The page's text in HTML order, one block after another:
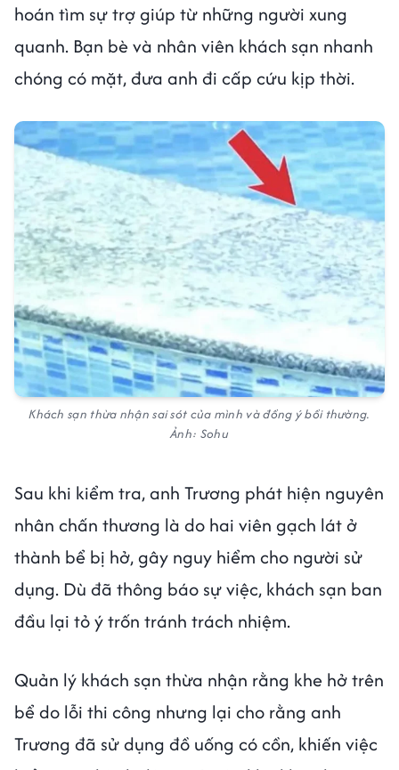
hoán tìm sự trợ giúp từ những người xung
quanh. Bạn bè và nhân viên khách sạn nhanh
chóng có mặt, đưa anh đi cấp cứu kịp thời.
Khách sạn thừa nhận sai sót của mình và đồng ý bồi thường.
Ảnh: Sohu
Sau khi kiểm tra, anh Trương phát hiện nguyên
nhân chấn thương là do hai viên gạch lát ở
thành bể bị hở, gây nguy hiểm cho người sử
dụng. Dù đã thông báo sự việc, khách sạn ban
đầu lại tỏ ý trốn tránh trách nhiệm.
Quản lý khách sạn thừa nhận rằng khe hở trên
bể do lỗi thi công nhưng lại cho rằng anh
Trương đã sử dụng đồ uống có cồn, khiến việc